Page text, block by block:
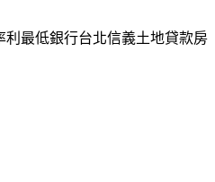
最低銀行台北信義土地貸款房